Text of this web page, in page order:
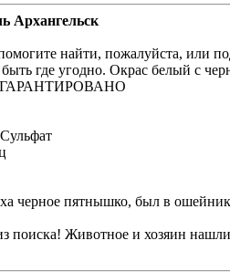
Архангельск
найти, пожалуйста, или
где угодно. Окрас белый с
Сульфат
черное пятнышко, был в